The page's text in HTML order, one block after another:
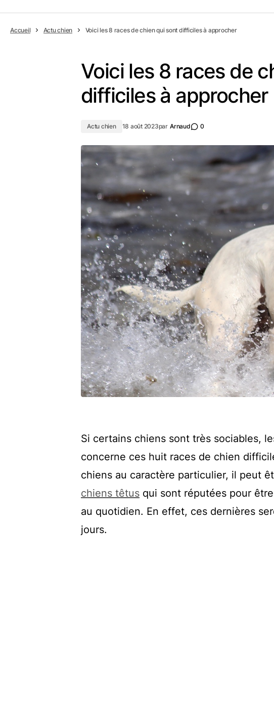
Accueil Actu chien Voici les 8 races de chien qui sont difficiles à approcher
Voici les 8 races de
difficiles à approcher
Actu chien 18 août 2023par Arnaud 0
Si certains chiens sont très sociables,
concerne ces huit races de chien
chiens au caractère particulier, il peut
chiens têtus qui sont réputées pour
au quotidien. En effet, ces dernières
jours.